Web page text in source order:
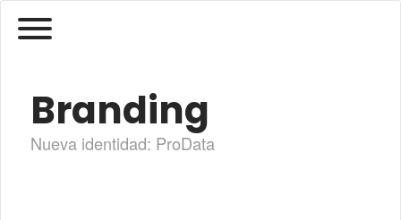
Branding
Nueva identidad: ProData